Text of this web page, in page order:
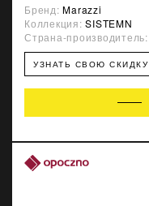
Бренд:Marazzi
Коллекция:SISTEMN
Страна-производитель:
УЗНАТЬ СВОЮ СКИДКУ